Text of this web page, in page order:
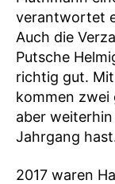
verantwortet
Auch die
Putsche
richtig gut.
kommen zwei
aber
Jahrgang
2017 waren